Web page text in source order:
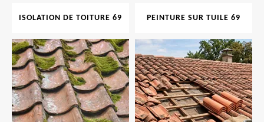
ISOLATION DE TOITURE 69 PEINTURE SUR TUILE 69